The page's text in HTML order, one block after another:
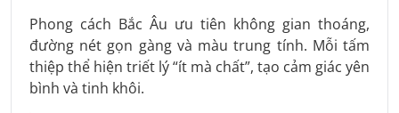
Phong cách Bắc Âu ưu tiên không gian thoáng,
đường nét gọn gàng và màu trung tính. Mỗi tấm
thiệp thể hiện triết lý “ít mà chất”, tạo cảm giác yên
bình và tinh khôi.